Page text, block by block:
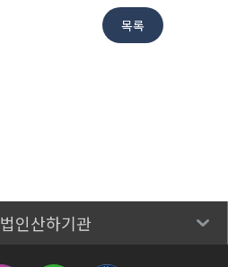
법인산하기관